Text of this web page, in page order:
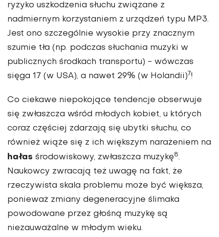
ryzyko uszkodzenia słuchu związane z
nadmiernym korzystaniem z urządzeń typu MP3.
Jest ono szczególnie wysokie przy znacznym
szumie tła (np. podczas słuchania muzyki w
publicznych środkach transportu) - wówczas
sięga 17 (w USA), a nawet 29% (w Holandii)7!
Co ciekawe niepokojące tendencje obserwuje
się zwłaszcza wśród młodych kobiet, u których
coraz częściej zdarzają się ubytki słuchu, co
również wiąże się z ich większym narażeniem na
hałas środowiskowy, zwłaszcza muzykę8.
Naukowcy zwracają też uwagę na fakt, że
rzeczywista skala problemu może być większa,
ponieważ zmiany degeneracyjne ślimaka
powodowane przez głośną muzykę są
niezauważalne w młodym wieku.